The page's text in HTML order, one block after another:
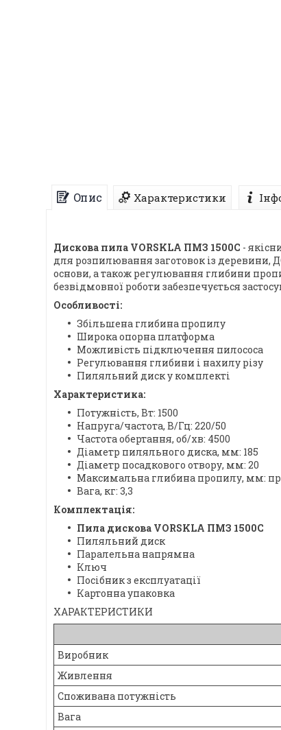
Опис Характеристики
Дискова пила VORSKLA ПМЗ 1500С -
для розпилювання заготовок із деревини,
основи, а також регулювання глибини
безвідмовної роботи забезпечується
Особливості:
Збільшена глибина пропилу
Широка опорна платформа
Можливість підключення пилососа
Регулювання глибини і нахилу різу
Пиляльний диск у комплекті
Характеристика:
Потужність, Вт: 1500
Напруга/частота, В/Гц: 220/50
Частота обертання, об/хв: 4500
Діаметр пиляльного диска, мм: 185
Діаметр посадкового отвору, мм: 20
Максимальна глибина пропилу, мм: при
Вага, кг: 3,3
Комплектація:
Пила дискова VORSKLA ПМЗ 1500С
Пиляльний диск
Паралельна напрямна
Ключ
Посібник з експлуатації
Картонна упаковка
ХАРАКТЕРИСТИКИ
Виробник
Живлення
Споживана потужність
Вага